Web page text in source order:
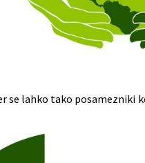
se lahko tako posamezniki